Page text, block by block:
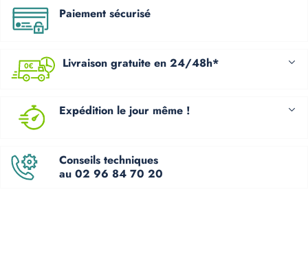
Paiement sécurisé
Livraison gratuite en 24/48h*
Expédition le jour même !
Conseils techniques
au 02 96 84 70 20